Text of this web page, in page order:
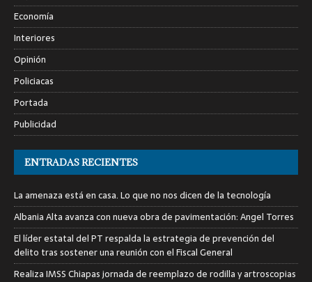
Economía
Interiores
Opinión
Policiacas
Portada
Publicidad
ENTRADAS RECIENTES
La amenaza está en casa. Lo que no nos dicen de la tecnología
Albania Alta avanza con nueva obra de pavimentación: Angel Torres
El líder estatal del PT respalda la estrategia de prevención del
delito tras sostener una reunión con el Fiscal General
Realiza IMSS Chiapas jornada de reemplazo de rodilla y artroscopias